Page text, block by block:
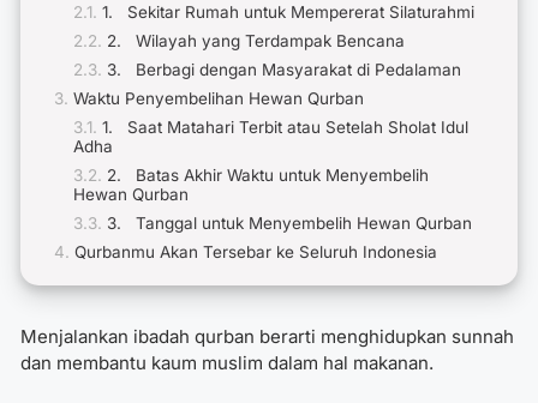
1. Sekitar Rumah untuk Mempererat Silaturahmi
2. Wilayah yang Terdampak Bencana
3. Berbagi dengan Masyarakat di Pedalaman
Waktu Penyembelihan Hewan Qurban
1. Saat Matahari Terbit atau Setelah Sholat Idul
Adha
2. Batas Akhir Waktu untuk Menyembelih
Hewan Qurban
3. Tanggal untuk Menyembelih Hewan Qurban
Qurbanmu Akan Tersebar ke Seluruh Indonesia
Menjalankan ibadah qurban berarti menghidupkan sunnah
dan membantu kaum muslim dalam hal makanan.